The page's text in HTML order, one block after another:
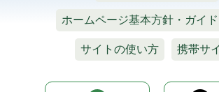
ホームページ基本方針・ガイ
サイトの使い方 携帯サ